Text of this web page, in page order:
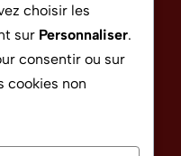
choisir les
sur Personnaliser.
consentir ou sur
cookies non